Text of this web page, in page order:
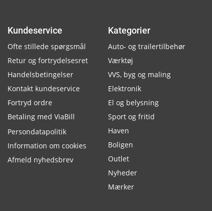
Kundeservice
Ofte stillede spørgsmål
Retur og fortrydelsesret
Handelsbetingelser
Kontakt kundeservice
Fortryd ordre
Betaling med ViaBill
Persondatapolitik
Information om cookies
Afmeld nyhedsbrev
Kategorier
Auto- og trailertilbehør
Værktøj
VVS, byg og maling
Elektronik
El og belysning
Sport og fritid
Haven
Boligen
Outlet
Nyheder
Mærker